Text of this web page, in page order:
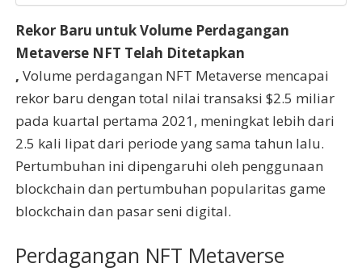
Rekor Baru untuk Volume Perdagangan
Metaverse NFT Telah Ditetapkan
, Volume perdagangan NFT Metaverse mencapai
rekor baru dengan total nilai transaksi $2.5 miliar
pada kuartal pertama 2021, meningkat lebih dari
2.5 kali lipat dari periode yang sama tahun lalu.
Pertumbuhan ini dipengaruhi oleh penggunaan
blockchain dan pertumbuhan popularitas game
blockchain dan pasar seni digital.
Perdagangan NFT Metaverse